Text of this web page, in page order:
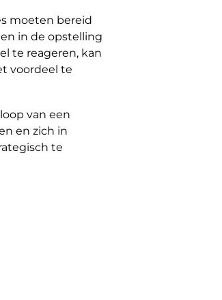
moeten bereid
in de opstelling
te reageren, kan
voordeel te
van een
en zich in
te